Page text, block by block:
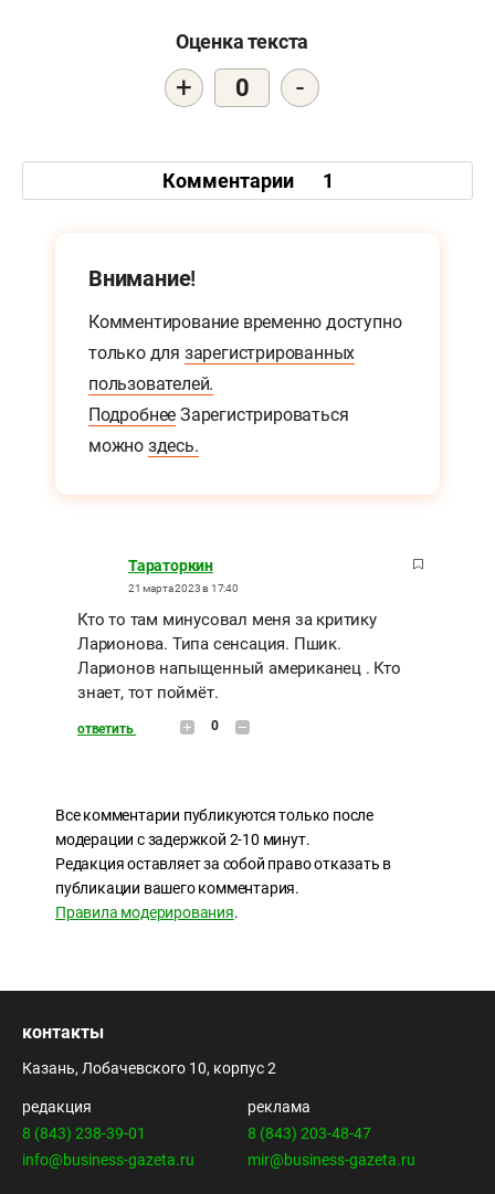
Оценка текста
+ 0 -
Комментарии 1
Внимание!
Комментирование временно доступно
только для зарегистрированных
пользователей.
Подробнее Зарегистрироваться
можно здесь.
Тараторкин
21 марта 2023 в 17:40
Кто то там минусовал меня за критику
Ларионова. Типа сенсация. Пшик.
Ларионов напыщенный американец . Кто
знает, тот поймёт.
ответить 0
Все комментарии публикуются только после
модерации с задержкой 2-10 минут.
Редакция оставляет за собой право отказать в
публикации вашего комментария.
Правила модерирования.
контакты
Казань, Лобачевского 10, корпус 2
редакция
8 (843) 238-39-01
info@business-gazeta.ru
реклама
8 (843) 203-48-47
mir@business-gazeta.ru